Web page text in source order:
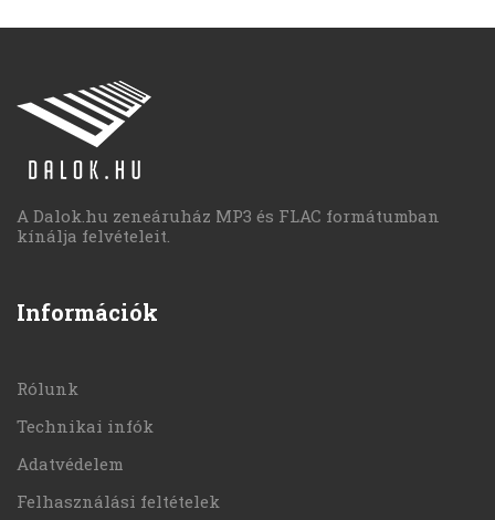
A Dalok.hu zeneáruház MP3 és FLAC formátumban
kínálja felvételeit.
Információk
Rólunk
Technikai infók
Adatvédelem
Felhasználási feltételek